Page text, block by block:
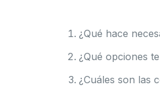
¿Qué hace
¿Qué opciones
¿Cuáles son las